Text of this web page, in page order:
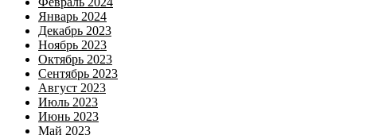
Январь 2024
Декабрь 2023
Ноябрь 2023
Октябрь 2023
Сентябрь 2023
Август 2023
Июль 2023
Июнь 2023
Май 2023